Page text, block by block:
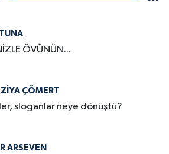
ÖVÜNÜN...
ZIYA ÇÖMERT
sloganlar neye dönüştü?
ARSEVEN